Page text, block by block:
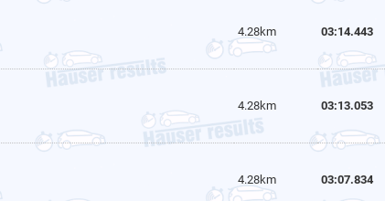
4.28km 03:14.443
4.28km 03:13.053
4.28km 03:07.834